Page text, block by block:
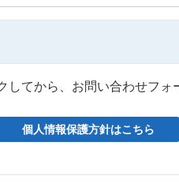
てから、お問い合わせフォ
個人情報保護方針はこちら